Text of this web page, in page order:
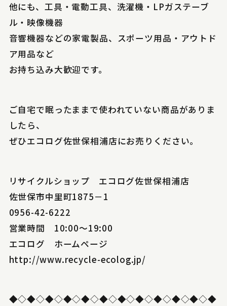
他にも、工具・電動工具、洗濯機・LPガステーブ
ル・映像機器
音響機器などの家電製品、スポーツ用品・アウトド
ア用品など
お持ち込み大歓迎です。
ご自宅で眠ったままで使われていない商品がありま
したら、
ぜひエコログ佐世保相浦店にお売りください。
リサイクルショップ エコログ佐世保相浦店
佐世保市中里町1875－1
0956-42-6222
営業時間 10:00～19:00
エコログ ホームページ
http://www.recycle-ecolog.jp/
◆◇◆◇◆◇◆◇◆◇◆◇◆◇◆◇◆◇◆◇◆◇◆